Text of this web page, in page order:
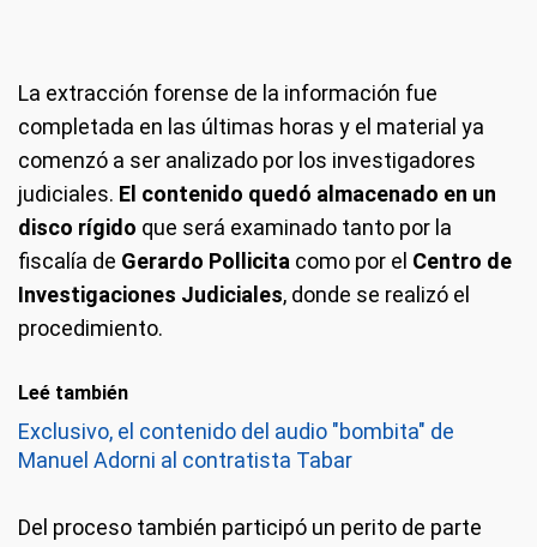
La extracción forense de la información fue
completada en las últimas horas y el material ya
comenzó a ser analizado por los investigadores
judiciales. El contenido quedó almacenado en un
disco rígido que será examinado tanto por la
fiscalía de Gerardo Pollicita como por el Centro de
Investigaciones Judiciales, donde se realizó el
procedimiento.
Leé también
Exclusivo, el contenido del audio "bombita" de
Manuel Adorni al contratista Tabar
Del proceso también participó un perito de parte